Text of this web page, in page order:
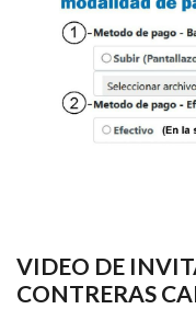
VIDEO DE
CONTRERAS